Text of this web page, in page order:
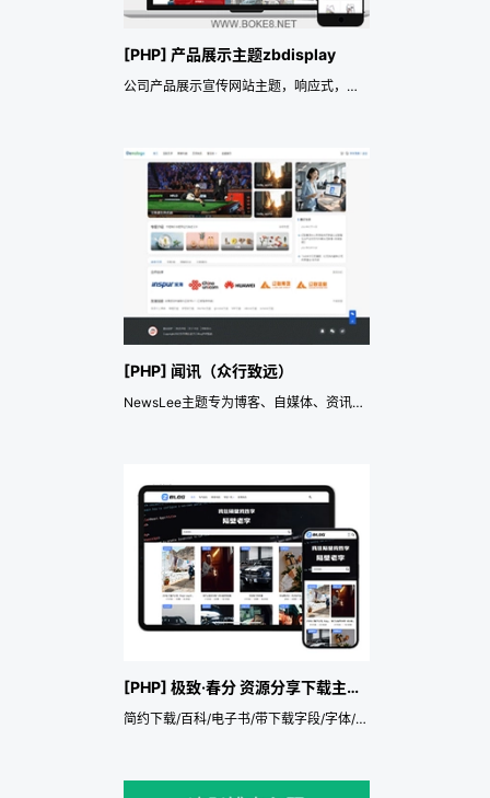
[PHP] 产品展示主题zbdisplay
公司产品展示宣传网站主题，响应式，自适应电脑、手机、平板电脑。
[PHP] 闻讯（众行致远）
NewsLee主题专为博客、自媒体、资讯类的网站设计开发，响应式主题。
[PHP] 极致·春分 资源分享下载主题 作者自用主题
简约下载/百科/电子书/带下载字段/字体/影视/短剧/小说/游戏/自定义配色/图片壁纸分享/seo/灯箱/隔壁老李